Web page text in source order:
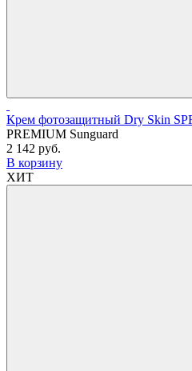
Крем фотозащитный Dry Skin
PREMIUM Sunguard
2 142 руб.
В корзину
ХИТ